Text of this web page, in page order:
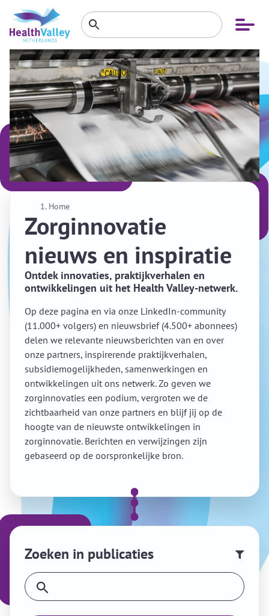
Open
menu
Zoeken
binnen
website
Zoeken
Home
Zorginnovatie
nieuws en inspiratie
Ontdek innovaties, praktijkverhalen en
ontwikkelingen uit het Health Valley-netwerk.
Op deze pagina en via onze LinkedIn-community
(11.000+ volgers) en nieuwsbrief (4.500+ abonnees)
delen we relevante nieuwsberichten van en over
onze partners, inspirerende praktijkverhalen,
subsidiemogelijkheden, samenwerkingen en
ontwikkelingen uit ons netwerk. Zo geven we
zorginnovaties een podium, vergroten we de
zichtbaarheid van onze partners en blijf jij op de
hoogte van de nieuwste ontwikkelingen in
zorginnovatie. Berichten en verwijzingen zijn
gebaseerd op de oorspronkelijke bron.
Zoeken in publicaties